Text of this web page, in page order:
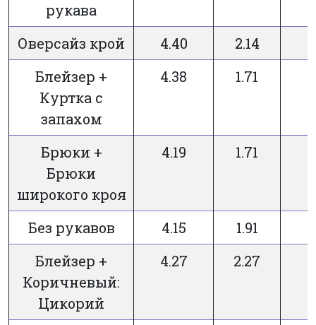
рукава
Оверсайз крой 4.40
2.14
Блейзер +
Куртка с
запахом
4.38 1.71
Брюки +
Брюки
широкого кроя
4.19 1.71
Без рукавов 4.15
1.91
Блейзер +
Коричневый:
Цикорий
4.27 2.27